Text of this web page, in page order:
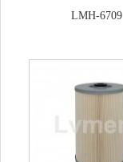
LMH-6709